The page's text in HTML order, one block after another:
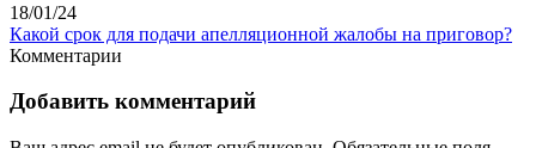
18/01/24
Какой срок для подачи апелляционной жалобы на приговор?
Комментарии
Добавить комментарий